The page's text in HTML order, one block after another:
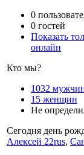
0
0 гостей
Показать
онлайн
Кто мы?
1032
15 женщин
Не
Сегодня день
Алексей 22rus,